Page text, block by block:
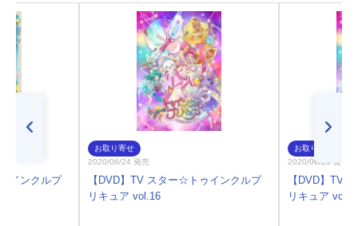
インクルプ
お取り寄せ
2020/06/24 発売
【DVD】TV スター☆トゥインクルプ
リキュア vol.16
お取り寄せ
2020/06/24 発売
【DVD】TV
リキュア